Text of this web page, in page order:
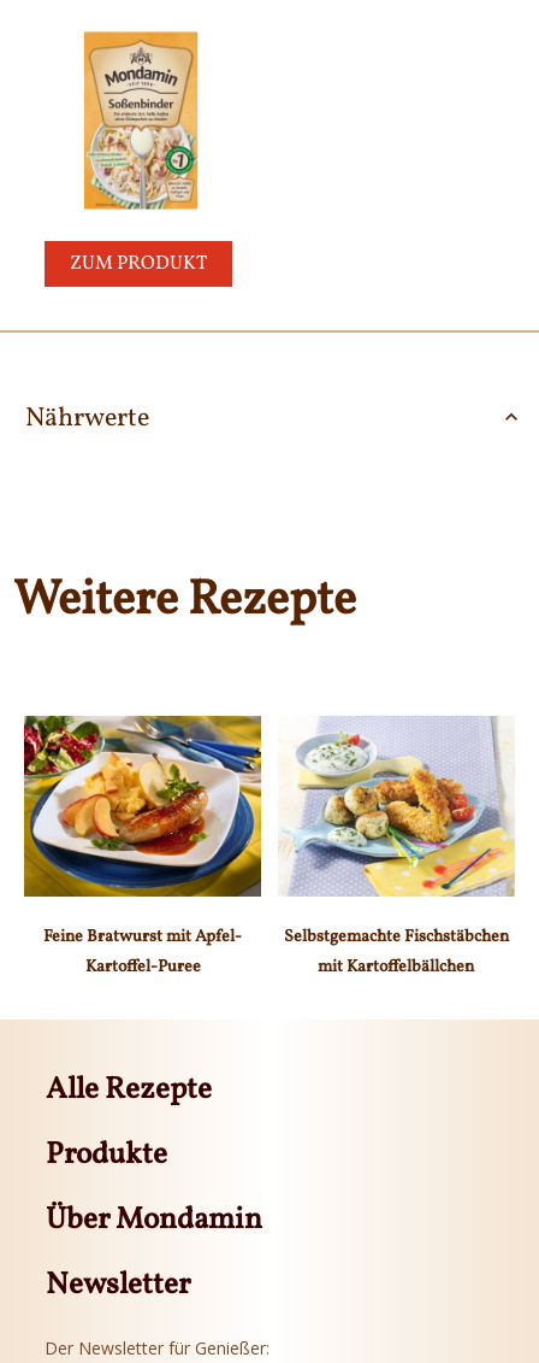
ZUM PRODUKT
Nährwerte
Weitere Rezepte
Feine Bratwurst mit Apfel-
Kartoffel-Puree
Selbstgemachte Fischstäbchen
mit Kartoffelbällchen
Alle Rezepte
Produkte
Über Mondamin
Newsletter
Der Newsletter für Genießer: